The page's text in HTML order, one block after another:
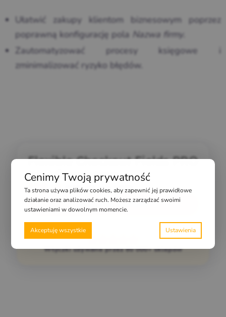
Ułatwić zakupy klientom biznesowym poprzez
poprawną konfigurację pola Nazwa firmy
Zautomatyzować procesy księgowe i
zminimalizować ryzyko błędów.
Flexible Checkout Fields PRO
WooCommerce
189zł (232,47złz VAT)
Dodaj do koszyka
Wtyczki używane przez 80 000+ sklepów
Cenimy Twoją prywatność
Ta strona używa plików cookies, aby zapewnić jej prawidłowe
działanie oraz analizować ruch. Możesz zarządzać swoimi
ustawieniami w dowolnym momencie.
Akceptuję wszystkie